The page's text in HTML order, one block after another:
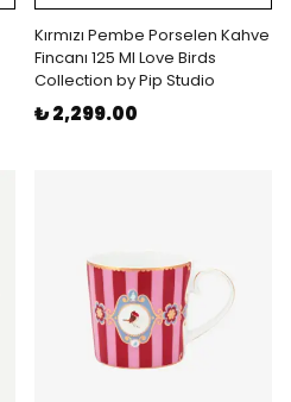
Kırmızı Pembe Porselen Kahve
Fincanı 125 Ml Love Birds
Collection by Pip Studio
₺ 2,299.00